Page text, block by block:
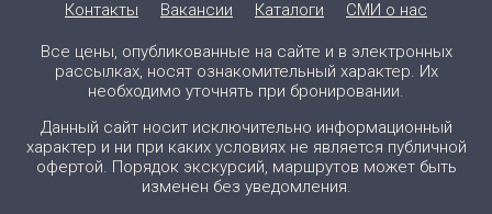
Контакты
Вакансии Каталоги СМИ о нас
Все цены, опубликованные на сайте и в электронных
рассылках, носят ознакомительный характер. Их
необходимо уточнять при бронировании.
Данный сайт носит исключительно информационный
характер и ни при каких условиях не является публичной
офертой. Порядок экскурсий, маршрутов может быть
изменен без уведомления.